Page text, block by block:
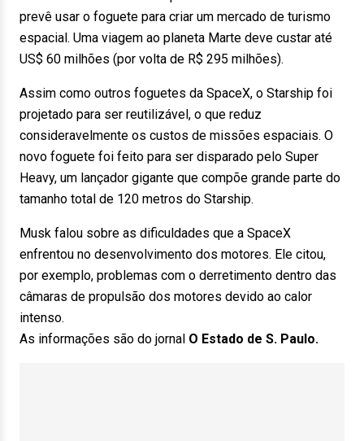
prevê usar o foguete para criar um mercado de turismo
espacial. Uma viagem ao planeta Marte deve custar até
US$ 60 milhões (por volta de R$ 295 milhões).
Assim como outros foguetes da SpaceX, o Starship foi
projetado para ser reutilizável, o que reduz
consideravelmente os custos de missões espaciais. O
novo foguete foi feito para ser disparado pelo Super
Heavy, um lançador gigante que compõe grande parte do
tamanho total de 120 metros do Starship.
Musk falou sobre as dificuldades que a SpaceX
enfrentou no desenvolvimento dos motores. Ele citou,
por exemplo, problemas com o derretimento dentro das
câmaras de propulsão dos motores devido ao calor
intenso.
As informações são do jornal O Estado de S. Paulo.